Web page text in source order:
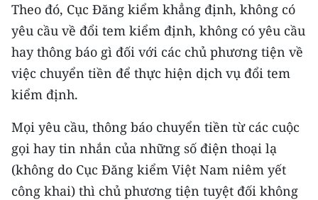
Ảnh
Infographic
TIN MỚI
TIN ĐỊA PHƯƠNG
Trung du và miền núi phía Bắc
Đồng bằng sông Hồng
Theo đó, Cục Đăng kiểm khẳng định, không có
yêu cầu về đổi tem kiểm định, không có yêu cầu
hay thông báo gì đối với các chủ phương tiện về
việc chuyển tiền để thực hiện dịch vụ đổi tem
kiểm định.
Mọi yêu cầu, thông báo chuyển tiền từ các cuộc
gọi hay tin nhắn của những số điện thoại lạ
(không do Cục Đăng kiểm Việt Nam niêm yết
công khai) thì chủ phương tiện tuyệt đối không